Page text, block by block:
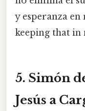
y esperanza
keeping that in
5. Simón
Jesús a